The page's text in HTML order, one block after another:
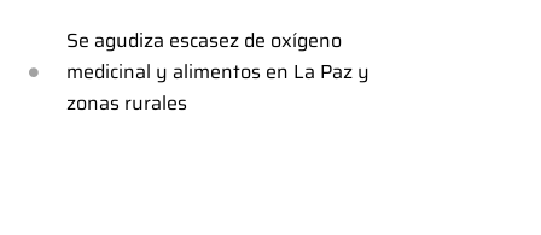
Se agudiza escasez de oxígeno
medicinal y alimentos en La Paz y
zonas rurales